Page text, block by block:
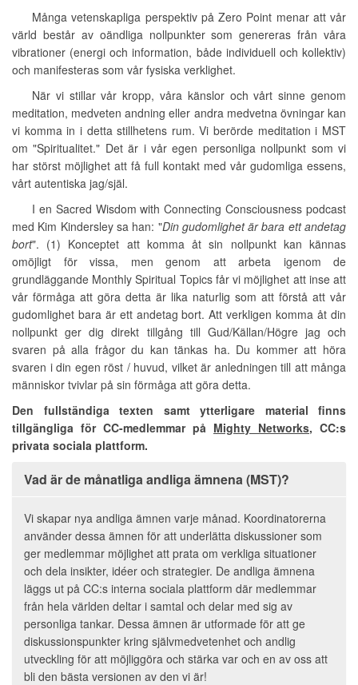
Många vetenskapliga perspektiv på Zero Point menar att vår
värld består av oändliga nollpunkter som genereras från våra
vibrationer (energi och information, både individuell och kollektiv)
och manifesteras som vår fysiska verklighet.
När vi stillar vår kropp, våra känslor och vårt sinne genom
meditation, medveten andning eller andra medvetna övningar kan
vi komma in i detta stillhetens rum. Vi berörde meditation i MST
om "Spiritualitet." Det är i vår egen personliga nollpunkt som vi
har störst möjlighet att få full kontakt med vår gudomliga essens,
vårt autentiska jag/själ.
I en Sacred Wisdom with Connecting Consciousness podcast
med Kim Kindersley sa han: "Din gudomlighet är bara ett andetag
bort". (1) Konceptet att komma åt sin nollpunkt kan kännas
omöjligt för vissa, men genom att arbeta igenom de
grundläggande Monthly Spiritual Topics får vi möjlighet att inse att
vår förmåga att göra detta är lika naturlig som att förstå att vår
gudomlighet bara är ett andetag bort. Att verkligen komma åt din
nollpunkt ger dig direkt tillgång till Gud/Källan/Högre jag och
svaren på alla frågor du kan tänkas ha. Du kommer att höra
svaren i din egen röst / huvud, vilket är anledningen till att många
människor tvivlar på sin förmåga att göra detta.
Den fullständiga texten samt ytterligare material finns
tillgängliga för CC-medlemmar på Mighty Networks, CC:s
privata sociala plattform.
Vad är de månatliga andliga ämnena (MST)?
Vi skapar nya andliga ämnen varje månad. Koordinatorerna
använder dessa ämnen för att underlätta diskussioner som
ger medlemmar möjlighet att prata om verkliga situationer
och dela insikter, idéer och strategier. De andliga ämnena
läggs ut på CC:s interna sociala plattform där medlemmar
från hela världen deltar i samtal och delar med sig av
personliga tankar. Dessa ämnen är utformade för att ge
diskussionspunkter kring självmedvetenhet och andlig
utveckling för att möjliggöra och stärka var och en av oss att
bli den bästa versionen av den vi är!